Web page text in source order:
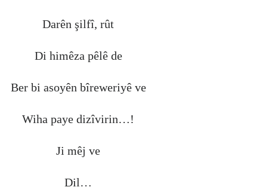
Darên şilfî, rût
Di himêza pêlê de
Ber bi asoyên bîreweriyê ve
Wiha paye dizîvirin…!
Ji mêj ve
Dil…